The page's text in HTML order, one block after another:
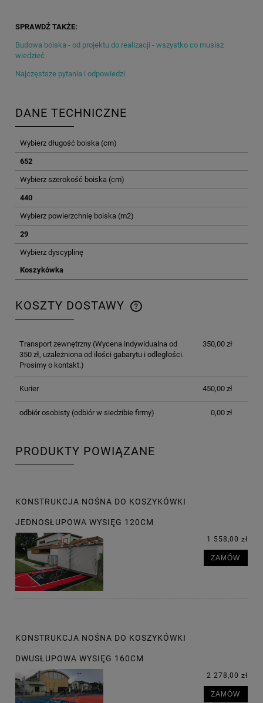
SPRAWDŹ TAKŻE:
Budowa boiska - od projektu do realizacji - wszystko co musisz
wiedzieć
Najczęstsze pytania i odpowiedzi
DANE TECHNICZNE
Wybierz długość boiska (cm)
652
Wybierz szerokość boiska (cm)
440
Wybierz powierzchnię boiska (m2)
29
Wybierz dyscyplinę
Koszykówka
KOSZTY DOSTAWY
CENA NIE ZAWIERA EWENTUALNYCH KOSZTÓW
Transport zewnętrzny(Wycena indywidualna od
350 zł, uzależniona od ilości gabarytu i odległości.
Prosimy o kontakt.)
350,00 zł
Kurier 450,00 zł
odbiór osobisty(odbiór w siedzibie firmy) 0,00 zł
PRODUKTY POWIĄZANE
KONSTRUKCJA NOŚNA DO KOSZYKÓWKI
JEDNOSŁUPOWA WYSIĘG 120CM
1 558,00 zł
ZAMÓW
KONSTRUKCJA NOŚNA DO KOSZYKÓWKI
DWUSŁUPOWA WYSIĘG 160CM
2 278,00 zł
ZAMÓW